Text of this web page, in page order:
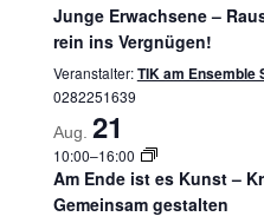
Junge Erwachsene –
rein ins Vergnügen!
Veranstalter:TIK am Ensemble
0282251639
Aug. 21
10:00–16:00
Am Ende ist es Kunst –
Gemeinsam gestalten